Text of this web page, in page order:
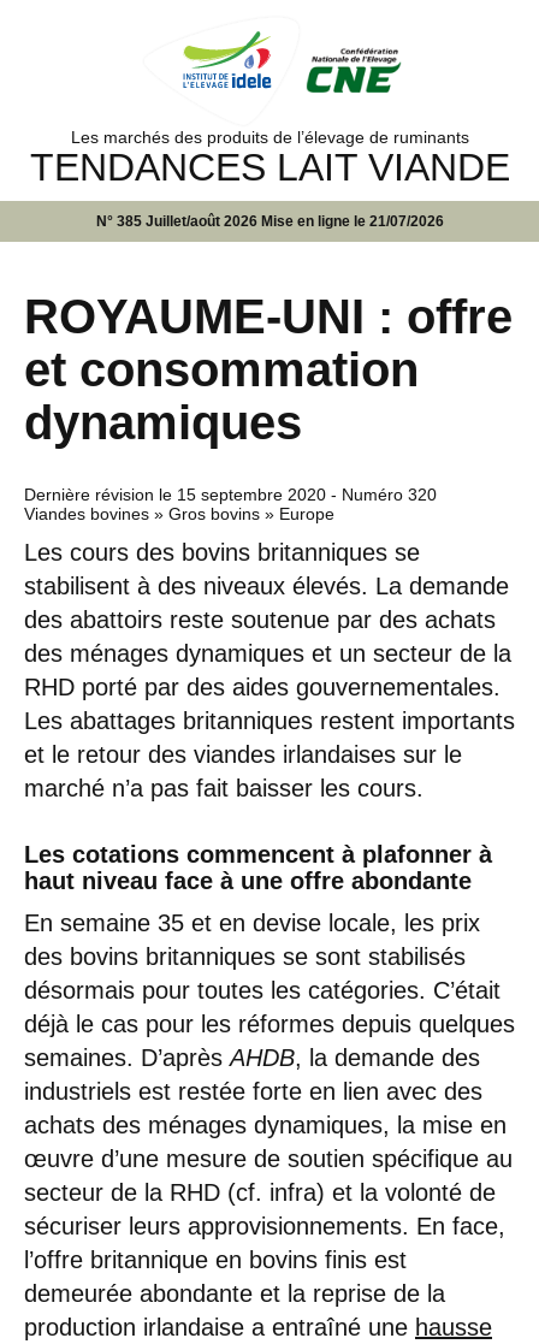
Les marchés des produits de l’élevage de ruminants
TENDANCES LAIT VIANDE
N° 385 Juillet/août 2026 Mise en ligne le 21/07/2026
ROYAUME-UNI : offre
et consommation
dynamiques
Dernière révision le 15 septembre 2020 - Numéro 320
Viandes bovines » Gros bovins » Europe
Les cours des bovins britanniques se
stabilisent à des niveaux élevés. La demande
des abattoirs reste soutenue par des achats
des ménages dynamiques et un secteur de la
RHD porté par des aides gouvernementales.
Les abattages britanniques restent importants
et le retour des viandes irlandaises sur le
marché n’a pas fait baisser les cours.
Les cotations commencent à plafonner à
haut niveau face à une offre abondante
En semaine 35 et en devise locale, les prix
des bovins britanniques se sont stabilisés
désormais pour toutes les catégories. C’était
déjà le cas pour les réformes depuis quelques
semaines. D’aprèsAHDB, la demande des
industriels est restée forte en lien avec des
achats des ménages dynamiques, la mise en
œuvre d’une mesure de soutien spécifique au
secteur de la RHD (cf. infra) et la volonté de
sécuriser leurs approvisionnements. En face,
l’offre britannique en bovins finis est
demeurée abondante et la reprise de la
production irlandaise a entraîné une hausse